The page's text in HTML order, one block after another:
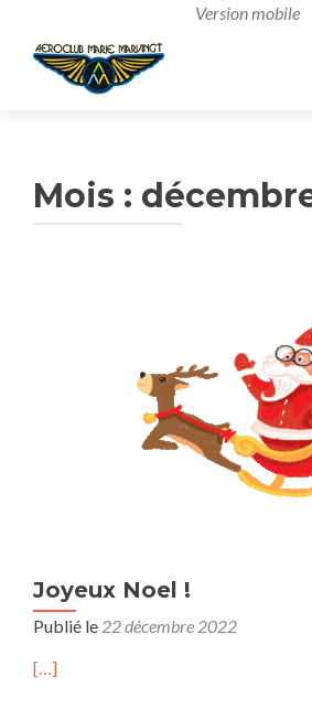
Mois :
Joyeux Noel !
Publié le 22 décembre 2022
[…]